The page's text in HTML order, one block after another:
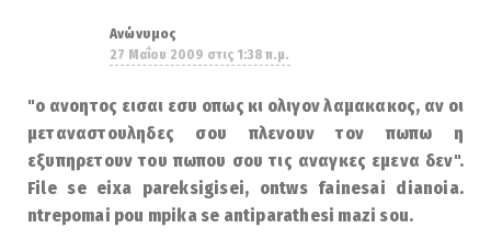
Ανώνυμος
27 Μαΐου 2009 στις 1:38 π.μ.
"ο ανοητος εισαι εσυ οπως κι ολιγον λαμακακος, αν οι
μεταναστουληδες σου πλενουν τον πωπω η
εξυπηρετουν του πωπου σου τις αναγκες εμενα δεν".
File se eixa pareksigisei, ontws fainesai dianoia.
ntrepomai pou mpika se antiparathesi mazi sou.